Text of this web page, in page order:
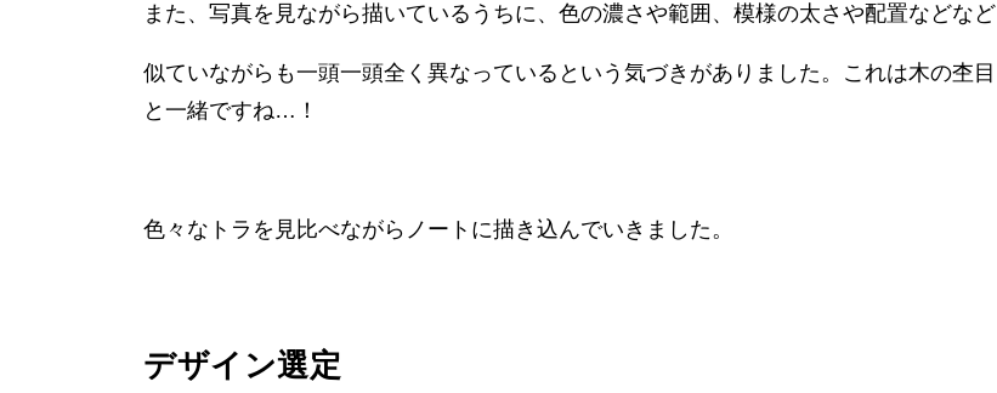
また、写真を見ながら描いているうちに、色の濃さや範囲、模様の太さや配置などなど
似ていながらも一頭一頭全く異なっているという気づきがありました。これは木の杢目
と一緒ですね…！
色々なトラを見比べながらノートに描き込んでいきました。
デザイン選定